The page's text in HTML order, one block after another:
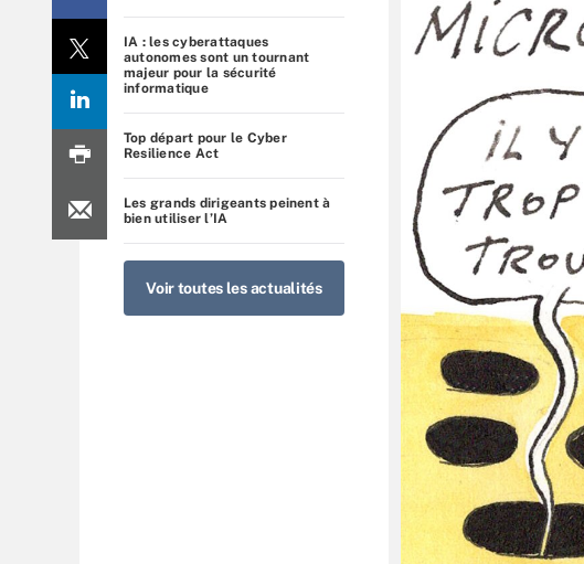
IA : les cyberattaques
autonomes sont un tournant
majeur pour la sécurité
informatique
Top départ pour le Cyber
Resilience Act
Les grands dirigeants peinent à
bien utiliser l’IA
Voir toutes les actualités